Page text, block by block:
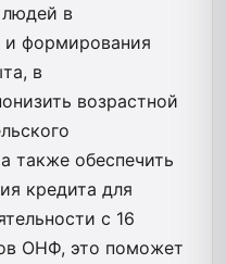
в
и формирования
в
возрастной
также обеспечить
кредита для
с 16
ОНФ, это поможет